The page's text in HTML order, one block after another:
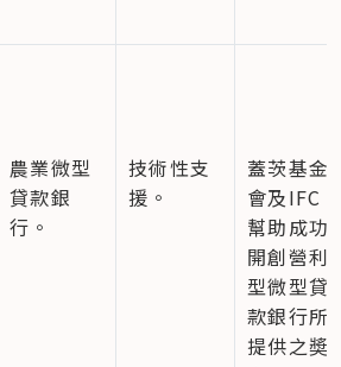
農業微型
貸款銀
行。
技術性支
援。
蓋茨基金
會及IFC
幫助成功
開創營利
型微型貸
款銀行所
提供之奬